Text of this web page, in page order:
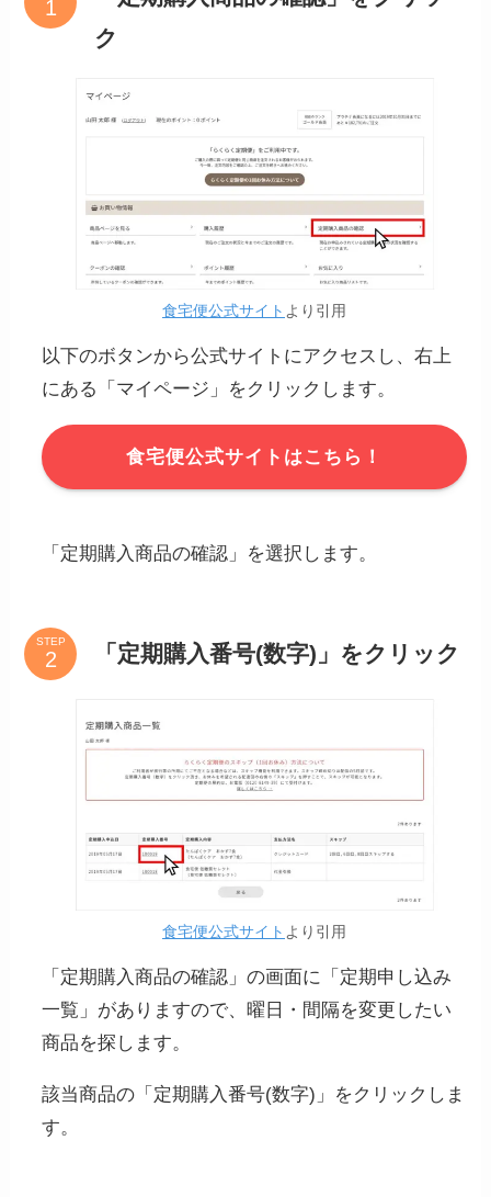
ク
食宅便公式サイト より引用
以下のボタンから公式サイトにアクセスし、右上
にある「マイページ」をクリックします。
食宅便公式サイトはこちら！
「定期購入商品の確認」を選択します。
STEP 「定期購入番号(数字)」をクリック
食宅便公式サイト より引用
「定期購入商品の確認」の画面に「定期申し込み
一覧」がありますので、曜日・間隔を変更したい
商品を探します。
該当商品の「定期購入番号(数字)」をクリックしま
す。